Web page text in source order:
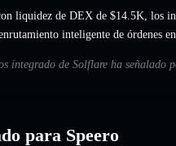
liquidez de DEX de $14.5K, los
inteligente de órdenes
integrado de Solflare ha señalado
para Speero